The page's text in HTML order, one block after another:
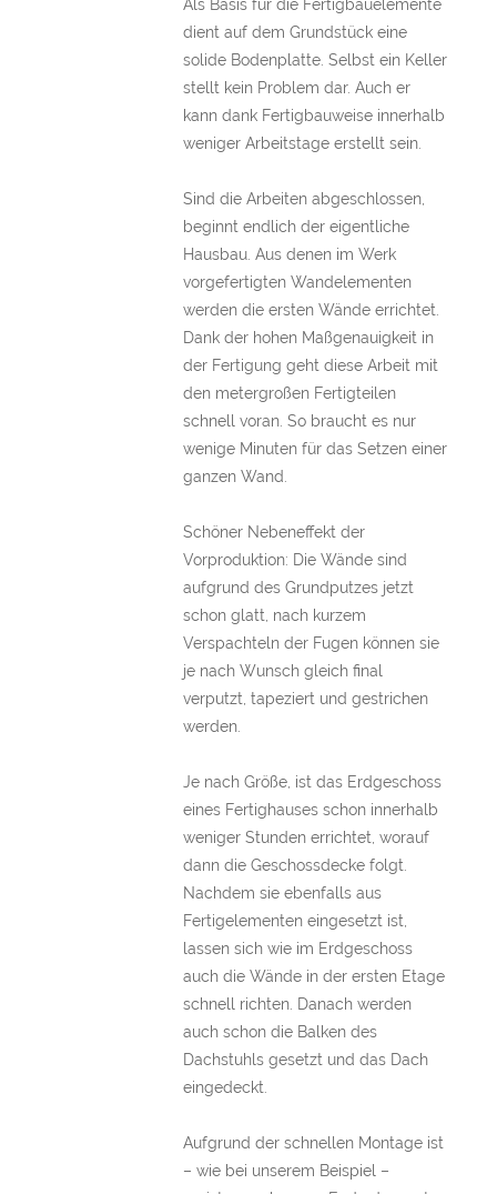
Als Basis für die Fertigbauelemente
dient auf dem Grundstück eine
solide Bodenplatte. Selbst ein Keller
stellt kein Problem dar. Auch er
kann dank Fertigbauweise innerhalb
weniger Arbeitstage erstellt sein.
Sind die Arbeiten abgeschlossen,
beginnt endlich der eigentliche
Hausbau. Aus denen im Werk
vorgefertigten Wandelementen
werden die ersten Wände errichtet.
Dank der hohen Maßgenauigkeit in
der Fertigung geht diese Arbeit mit
den metergroßen Fertigteilen
schnell voran. So braucht es nur
wenige Minuten für das Setzen einer
ganzen Wand.
Schöner Nebeneffekt der
Vorproduktion: Die Wände sind
aufgrund des Grundputzes jetzt
schon glatt, nach kurzem
Verspachteln der Fugen können sie
je nach Wunsch gleich final
verputzt, tapeziert und gestrichen
werden.
Je nach Größe, ist das Erdgeschoss
eines Fertighauses schon innerhalb
weniger Stunden errichtet, worauf
dann die Geschossdecke folgt.
Nachdem sie ebenfalls aus
Fertigelementen eingesetzt ist,
lassen sich wie im Erdgeschoss
auch die Wände in der ersten Etage
schnell richten. Danach werden
auch schon die Balken des
Dachstuhls gesetzt und das Dach
eingedeckt.
Aufgrund der schnellen Montage ist
– wie bei unserem Beispiel –